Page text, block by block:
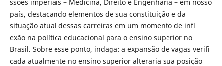
ssões imperiais – Medicina, Direito e Engenharia – em nosso
país, destacando elementos de sua constituição e da
situação atual dessas carreiras em um momento de infl
exão na política educacional para o ensino superior no
Brasil. Sobre esse ponto, indaga: a expansão de vagas verifi
cada atualmente no ensino superior alteraria sua posição